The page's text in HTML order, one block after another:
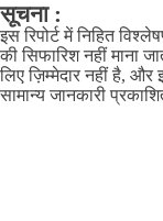
सूचना :
इस रिपोर्ट में निहित
की सिफारिश नहीं माना
लिए ज़िम्मेदार नहीं है, और
सामान्य जानकारी